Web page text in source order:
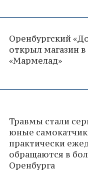
Оренбургский
открыл магазин
«Мармелад»
Травмы стали
юные
практически
обращаются в
Оренбурга